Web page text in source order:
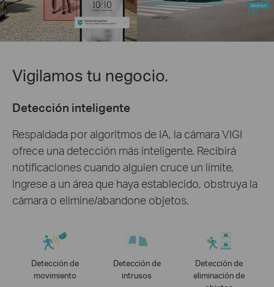
Vigilamos tu negocio.
Detección inteligente
Respaldada por algoritmos de IA, la cámara VIGI
ofrece una detección más inteligente. Recibirá
notificaciones cuando alguien cruce un límite,
ingrese a un área que haya establecido, obstruya la
cámara o elimine/abandone objetos.
Detección de
movimiento
Detección de
intrusos
Detección de
eliminación de